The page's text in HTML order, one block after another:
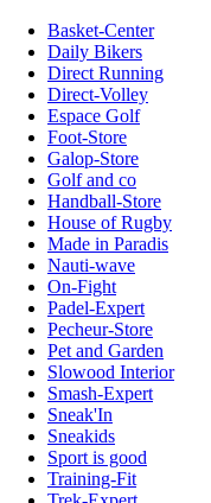
Basket-Center
Daily Bikers
Direct Running
Direct-Volley
Espace Golf
Foot-Store
Galop-Store
Golf and co
Handball-Store
House of Rugby
Made in Paradis
Nauti-wave
On-Fight
Padel-Expert
Pecheur-Store
Pet and Garden
Slowood Interior
Smash-Expert
Sneak'In
Sneakids
Sport is good
Training-Fit